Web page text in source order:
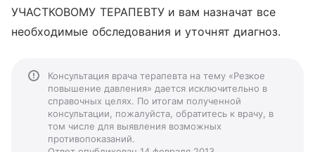
УЧАСТКОВОМУ ТЕРАПЕВТУ и вам назначат все
необходимые обследования и уточнят диагноз.
Консультация врача терапевта на тему «Резкое
повышение давления» дается исключительно в
справочных целях. По итогам полученной
консультации, пожалуйста, обратитесь к врачу, в
том числе для выявления возможных
противопоказаний.